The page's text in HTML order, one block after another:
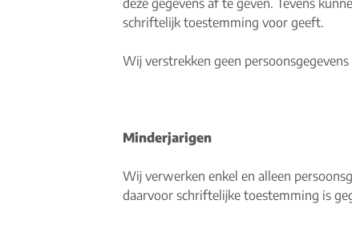
deze gegevens af te geven. Tevens
schriftelijk toestemming voor geeft.
Wij verstrekken geen
Minderjarigen
Wij verwerken enkel en alleen
daarvoor schriftelijke toestemming is